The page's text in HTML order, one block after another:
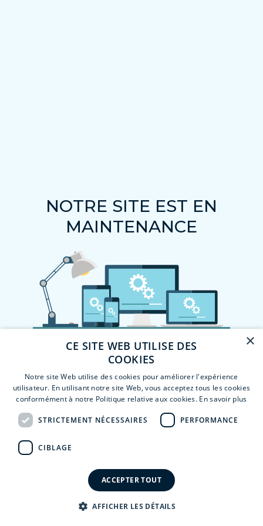
NOTRE SITE EST EN
MAINTENANCE
×
CE SITE WEB UTILISE DES
COOKIES
Notre site Web utilise des cookies pour améliorer l'expérience
utilisateur. En utilisant notre site Web, vous acceptez tous les cookies
conformément à notre Politique relative aux cookies. En savoir plus
STRICTEMENT NÉCESSAIRES PERFORMANCE
CIBLAGE
ACCEPTER TOUT
AFFICHER LES DÉTAILS